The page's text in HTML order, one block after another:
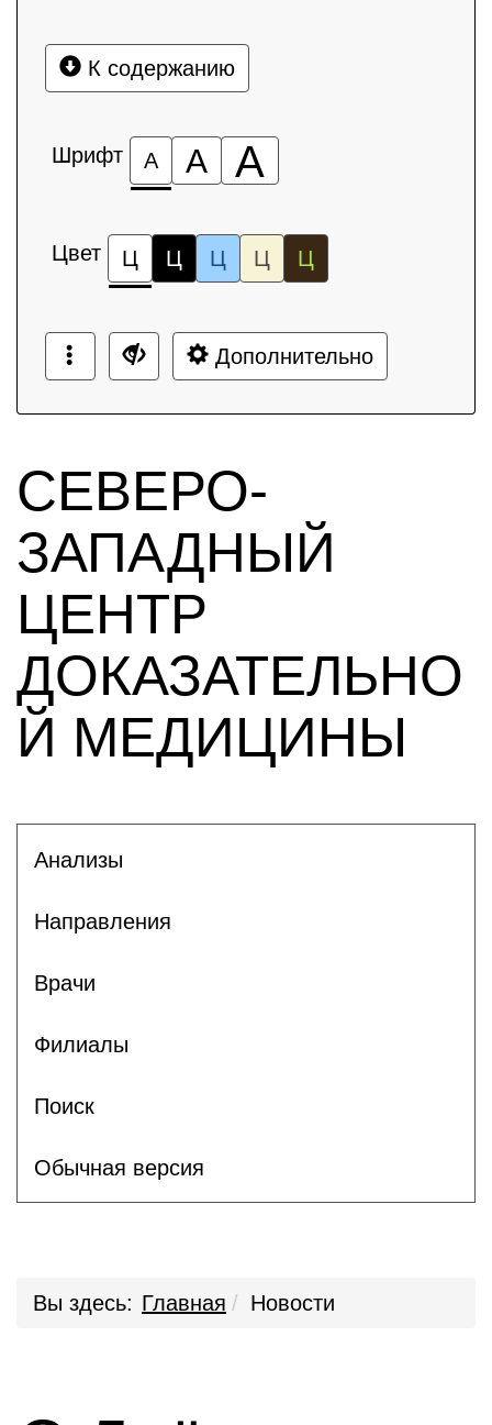
К содержанию
Шрифт А А А
Цвет Ц Ц Ц Ц Ц
Дополнительно
СЕВЕРО-
ЗАПАДНЫЙ
ЦЕНТР
ДОКАЗАТЕЛЬНО
Й МЕДИЦИНЫ
Анализы
Направления
Врачи
Филиалы
Поиск
Обычная версия
Вы здесь: Главная Новости